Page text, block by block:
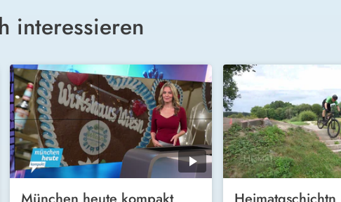
interessieren